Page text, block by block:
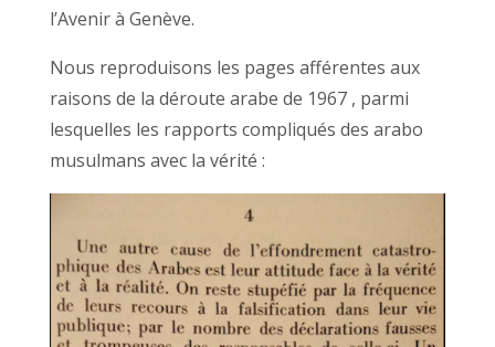
l’Avenir à Genève.
Nous reproduisons les pages afférentes aux
raisons de la déroute arabe de 1967 , parmi
lesquelles les rapports compliqués des arabo
musulmans avec la vérité :